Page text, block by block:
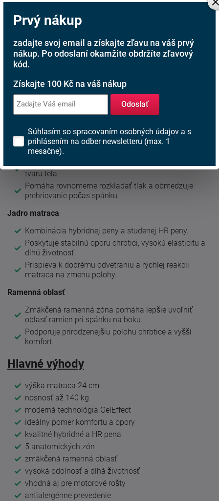
prehrievania alebo nadmerného zaborenia. Výsledkom je
komfortné ležanie s prirodzenou podporou chrbtice po celú
noc.
Konštrukcia matracakombinuje modernú GelEffect penu,
hybridnú penu a kvalitnú studenú HR penu. Spoločne
vytvárajú odolné jadro s dlhou životnosťou, vysokou
kvalitný poťah BreakPoint, ktorý je snímateľný, prateľný a
podporuje cirkuláciu vzduchu.
Popis zloženia matraca
Komfortná vrstva GelEffect
Moderná GelEffect pena sa príjemne prispôsobuje
tvaru tela.
Pomáha rovnomerne rozkladať tlak a obmedzuje
prehrievanie počas spánku.
Jadro matraca
Kombinácia hybridnej peny a studenej HR peny.
Poskytuje stabilnú oporu chrbtici, vysokú elasticitu a
dlhú životnosť.
Prispieva k dobrému odvetraniu a rýchlej reakcii
matraca na zmenu polohy.
Ramenná oblasť
Zmäkčená ramenná zóna pomáha lepšie uvoľniť
oblasť ramien pri spánku na boku.
Podporuje prirodzenejšiu polohu chrbtice a vyšší
komfort.
Hlavné výhody
výška matraca 24 cm
nosnosť až 140 kg
moderná technológia GelEffect
ideálny pomer komfortu a opory
kvalitné hybridné a HR pena
5 anatomických zón
zmäkčená ramenná oblasť
vysoká odolnosť a dlhá životnosť
vhodná aj pre motorové rošty
antialergénne prevedenie
Prvý nákup
zadajte svoj email a získajte zľavu na váš prvý
nákup. Po odoslaní okamžite obdržíte zľavový
kód.
Získajte 100 Kč na váš nákup
Odoslať
Súhlasím so spracovaním osobných údajov a s
prihlásením na odber newsletteru (max. 1
mesačne).